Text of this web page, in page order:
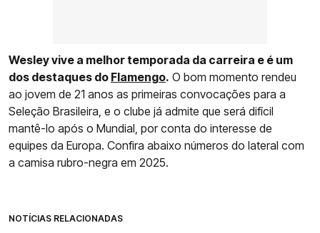
Wesley vive a melhor temporada da carreira e é um
dos destaques do Flamengo. O bom momento rendeu
ao jovem de 21 anos as primeiras convocações para a
Seleção Brasileira, e o clube já admite que será difícil
mantê-lo após o Mundial, por conta do interesse de
equipes da Europa. Confira abaixo números do lateral com
a camisa rubro-negra em 2025.
NOTÍCIAS RELACIONADAS